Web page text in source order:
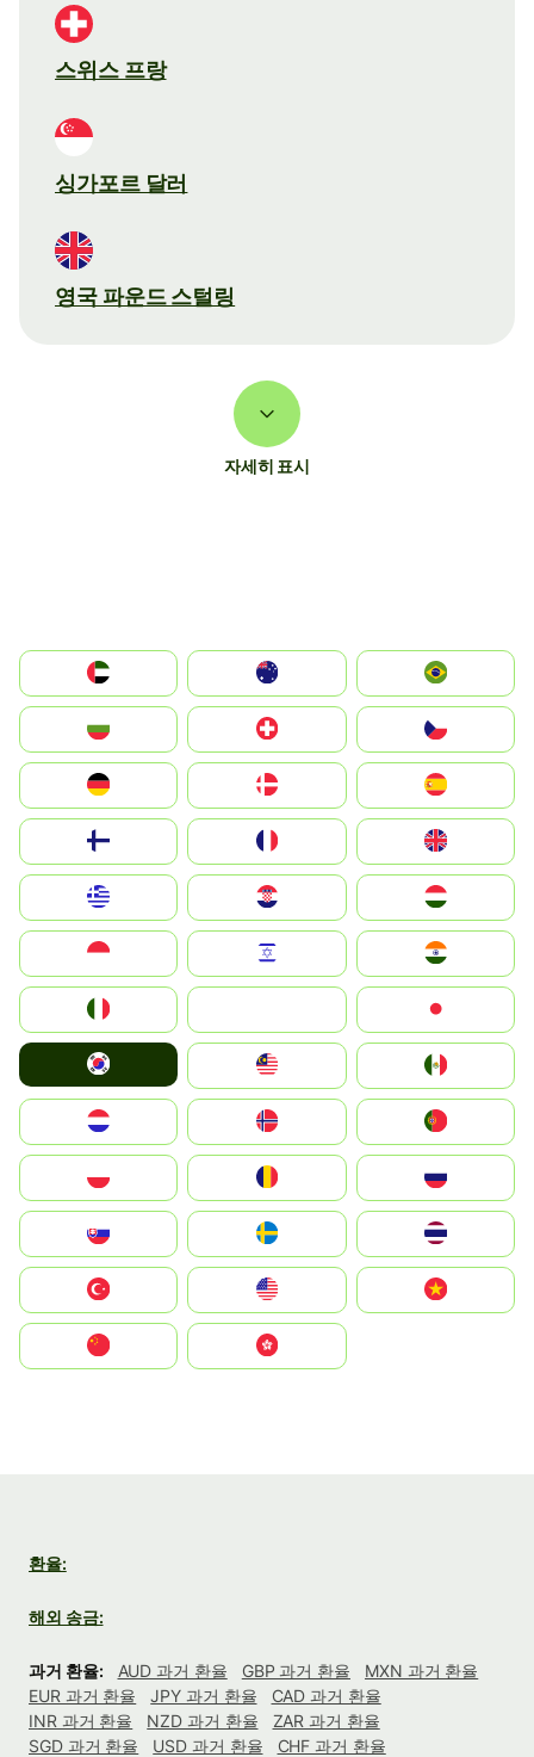
스위스 프랑
싱가포르 달러
영국 파운드 스털링
자세히 표시
الإمارات العربية المتحدة
Switzerland
Deutschland
United Kingdom
Magyarország
South Korea
United States
中國香港特別行政區
환율:
해외 송금:
과거 환율: AUD 과거 환율 GBP 과거 환율
MXN 과거 환율
EUR 과거 환율
JPY 과거 환율
CAD 과거 환율
INR 과거 환율
NZD 과거 환율
ZAR 과거 환율
SGD 과거 환율
USD 과거 환율
CHF 과거 환율